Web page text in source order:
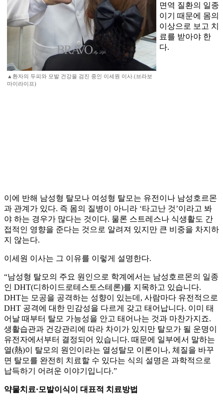
▲환자의 두피와 모발 건강을 검진 중인 이세원 이사.(브라보
마이라이프)
면역 질환의 일종
이기 때문에 몸의
이상으로 보고 치
료를 받아야 한
다.
이에 반해 남성형 탈모나 여성형 탈모는 유전이나 남성호르몬
과 관계가 있다. 즉 몸의 질병이 아니라 ‘타고난 것’이라고 봐
야 하는 경우가 많다는 것이다. 물론 스트레스나 식생활도 간
접적인 영향을 준다는 것으로 알려져 있지만 큰 비중을 차지하
지 않는다.
이세원 이사는 그 이유를 이렇게 설명한다.
“남성형 탈모의 주요 원인으로 학계에서는 남성호르몬의 일종
인 DHT(디하이드로테스토스테론)를 지목하고 있습니다.
DHT는 모공을 공격하는 성향이 있는데, 사람마다 유전적으로
DHT 공격에 대한 민감성을 다르게 갖고 태어납니다. 이미 태
어날 때부터 탈모 가능성을 안고 태어나는 것과 마찬가지죠.
생활습관과 건강관리에 따라 차이가 있지만 탈모가 될 운명이
유전자에서부터 결정되어 있습니다. 때문에 일부에서 말하는
열(熱)이 탈모의 원인이라는 열성탈모 이론이나, 체질을 바꾸
면 탈모를 완전히 치료할 수 있다는 식의 설명은 과학적으로
납득하기 어려운 이야기입니다.”
약물치료·모발이식이 대표적 치료방법